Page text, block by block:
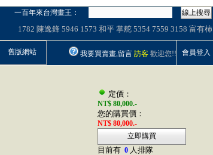
一百年來台灣畫王：
線上搜尋
1782 陳逸鋒 5946 1573 和平 掌舵 5354 7559 3158 富有柿
舊版網站 我要買賣畫,留言 訪客 歡迎您!! 會員登入
定價：
NT$ 80,000.-
您的購買價：
NT$ 80,000.-
立即購買
目前有 0 人排隊